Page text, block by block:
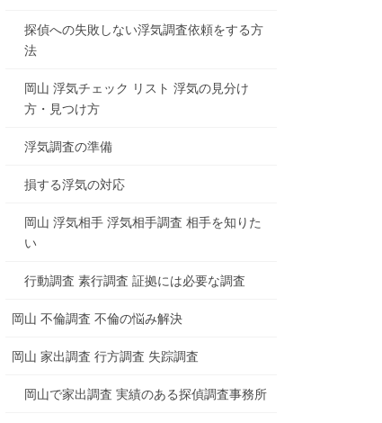
探偵への失敗しない浮気調査依頼をする方
法
岡山 浮気チェック リスト 浮気の見分け
方・見つけ方
浮気調査の準備
損する浮気の対応
岡山 浮気相手 浮気相手調査 相手を知りた
い
行動調査 素行調査 証拠には必要な調査
岡山 不倫調査 不倫の悩み解決
岡山 家出調査 行方調査 失踪調査
岡山で家出調査 実績のある探偵調査事務所